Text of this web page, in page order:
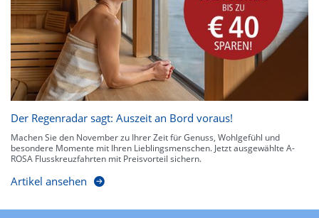
Der Regenradar sagt: Auszeit an Bord voraus!
Machen Sie den November zu Ihrer Zeit für Genuss, Wohlgefühl und
besondere Momente mit Ihren Lieblingsmenschen. Jetzt ausgewählte A-
ROSA Flusskreuzfahrten mit Preisvorteil sichern.
Artikel ansehen